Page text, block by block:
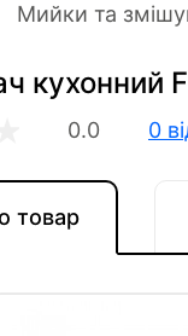
Мийки та
кухонний
0.0 0
товар